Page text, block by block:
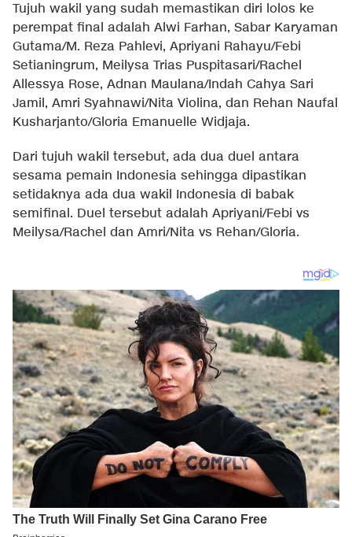
Tujuh wakil yang sudah memastikan diri lolos ke
perempat final adalah Alwi Farhan, Sabar Karyaman
Gutama/M. Reza Pahlevi, Apriyani Rahayu/Febi
Setianingrum, Meilysa Trias Puspitasari/Rachel
Allessya Rose, Adnan Maulana/Indah Cahya Sari
Jamil, Amri Syahnawi/Nita Violina, dan Rehan Naufal
Kusharjanto/Gloria Emanuelle Widjaja.
Dari tujuh wakil tersebut, ada dua duel antara
sesama pemain Indonesia sehingga dipastikan
setidaknya ada dua wakil Indonesia di babak
semifinal. Duel tersebut adalah Apriyani/Febi vs
Meilysa/Rachel dan Amri/Nita vs Rehan/Gloria.